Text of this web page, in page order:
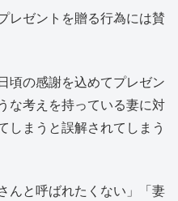
レゼントを贈る行為には賛
の感謝を込めてプレゼン
な考えを持っている妻に対
しまうと誤解されてしまう
と呼ばれたくない」「妻